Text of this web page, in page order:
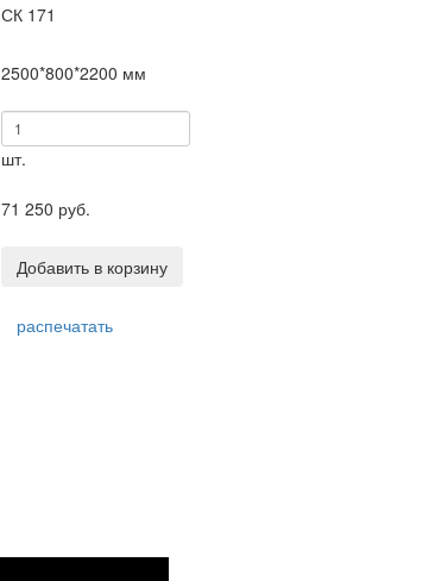
СК 171
2500*800*2200 мм
шт.
71 250 руб.
Добавить в корзину
распечатать